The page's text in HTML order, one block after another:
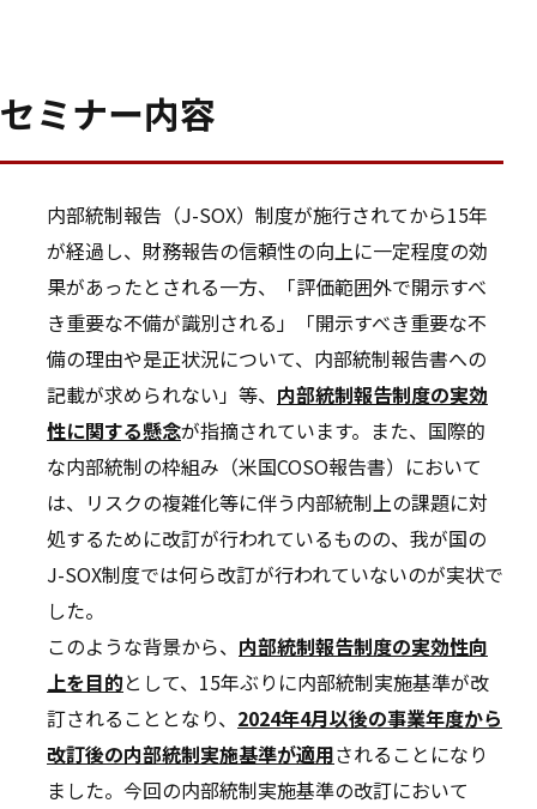
セミナー内容
内部統制報告（J-SOX）制度が施行されてから15年
が経過し、財務報告の信頼性の向上に一定程度の効
果があったとされる一方、「評価範囲外で開示すべ
き重要な不備が識別される」「開示すべき重要な不
備の理由や是正状況について、内部統制報告書への
記載が求められない」等、 内部統制報告制度の実効
性に関する懸念が指摘されています。また、国際的
な内部統制の枠組み（米国COSO報告書）において
は、リスクの複雑化等に伴う内部統制上の課題に対
処するために改訂が行われているものの、我が国の
J-SOX制度では何ら改訂が行われていないのが実状で
した。
このような背景から、 内部統制報告制度の実効性向
上を目的として、15年ぶりに内部統制実施基準が改
訂されることとなり、 2024年4月以後の事業年度から
改訂後の内部統制実施基準が適用されることになり
ました。今回の内部統制実施基準の改訂において